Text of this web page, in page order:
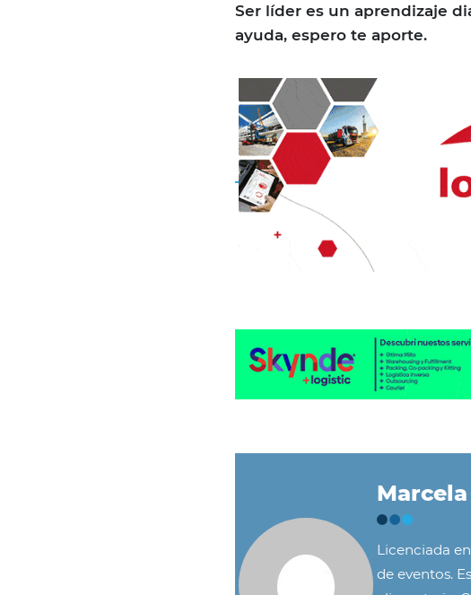
Ser líder es un aprendizaje
ayuda, espero te aporte.
Licenciada
de eventos.